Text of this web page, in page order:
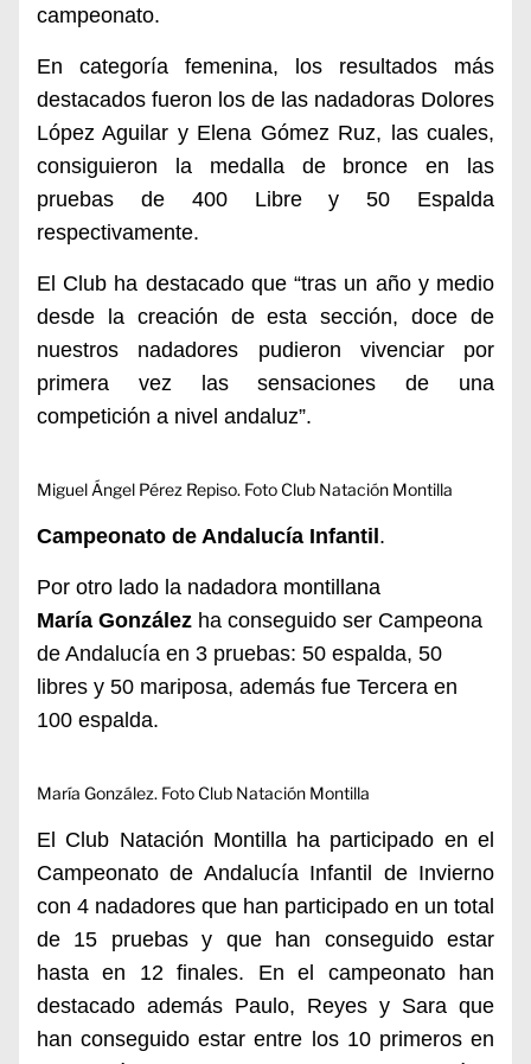
campeonato.
En categoría femenina, los resultados más
destacados fueron los de las nadadoras Dolores
López Aguilar y Elena Gómez Ruz, las cuales,
consiguieron la medalla de bronce en las
pruebas de 400 Libre y 50 Espalda
respectivamente.
El Club ha destacado que “tras un año y medio
desde la creación de esta sección, doce de
nuestros nadadores pudieron vivenciar por
primera vez las sensaciones de una
competición a nivel andaluz”.
Miguel Ángel Pérez Repiso. Foto Club Natación Montilla
Campeonato de Andalucía Infantil.
Por otro lado la nadadora montillana
María González ha conseguido ser Campeona
de Andalucía en 3 pruebas: 50 espalda, 50
libres y 50 mariposa, además fue Tercera en
100 espalda.
María González. Foto Club Natación Montilla
El Club Natación Montilla ha participado en el
Campeonato de Andalucía Infantil de Invierno
con 4 nadadores que han participado en un total
de 15 pruebas y que han conseguido estar
hasta en 12 finales. En el campeonato han
destacado además Paulo, Reyes y Sara que
han conseguido estar entre los 10 primeros en